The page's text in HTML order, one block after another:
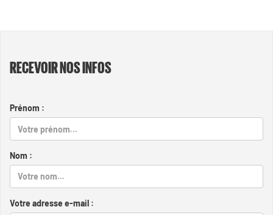
RECEVOIR NOS INFOS
Prénom :
Nom :
Votre adresse e-mail :